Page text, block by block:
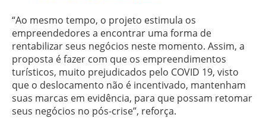
“Ao mesmo tempo, o projeto estimula os
empreendedores a encontrar uma forma de
rentabilizar seus negócios neste momento. Assim, a
proposta é fazer com que os empreendimentos
turísticos, muito prejudicados pelo COVID 19, visto
que o deslocamento não é incentivado, mantenham
suas marcas em evidência, para que possam retomar
seus negócios no pós-crise”, reforça.